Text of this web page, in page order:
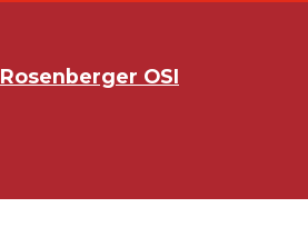
Rosenberger OSI